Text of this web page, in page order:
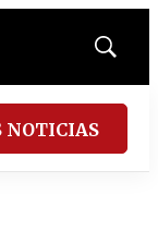
Mostrar